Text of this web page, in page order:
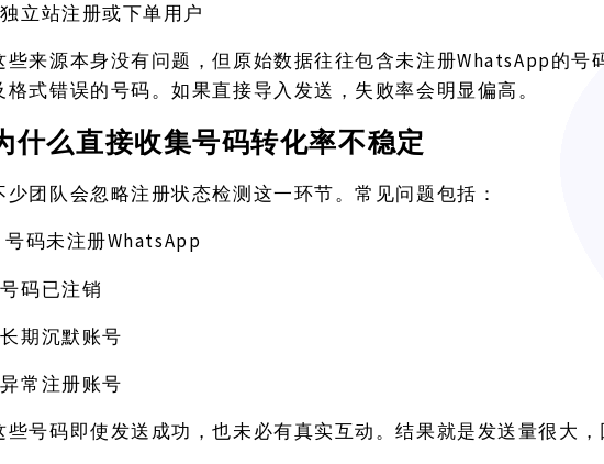
独立站注册或下单用户
些来源本身没有问题，但原始数据往往包含未注册WhatsApp的号
格式错误的号码。如果直接导入发送，失败率会明显偏高。
什么直接收集号码转化率不稳定
少团队会忽略注册状态检测这一环节。常见问题包括：
号码未注册WhatsApp
号码已注销
长期沉默账号
异常注册账号
些号码即使发送成功，也未必有真实互动。结果就是发送量很大，